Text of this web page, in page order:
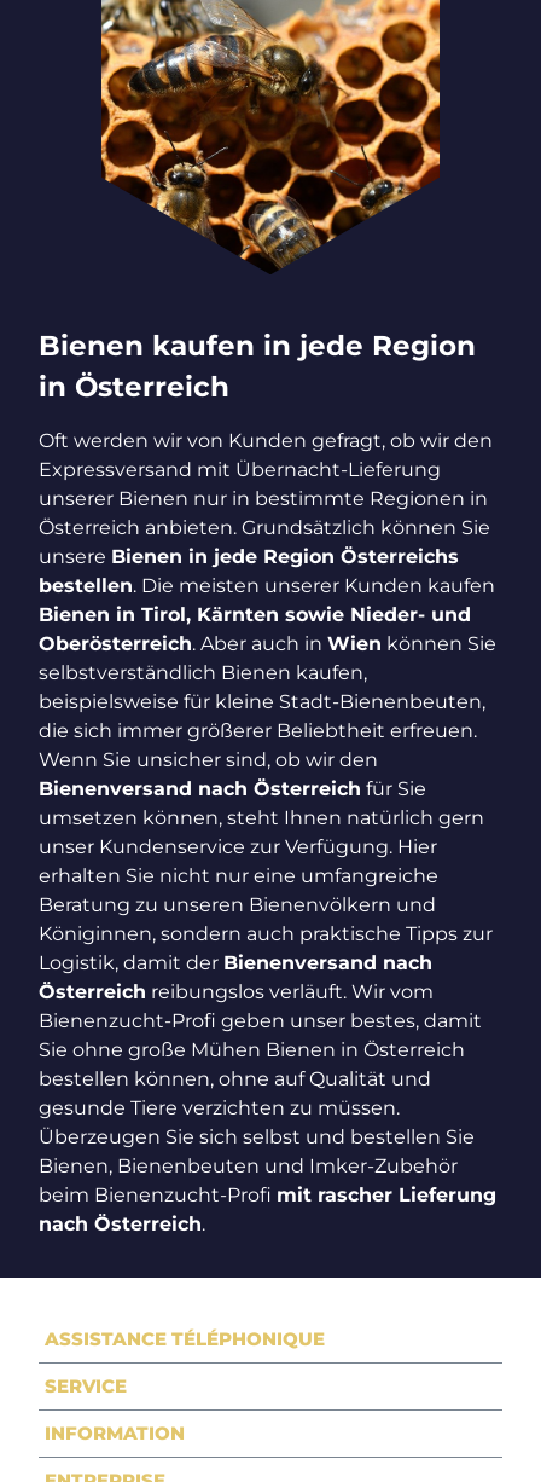
Bienen kaufen in jede Region
in Österreich
Oft werden wir von Kunden gefragt, ob wir den
Expressversand mit Übernacht-Lieferung
unserer Bienen nur in bestimmte Regionen in
Österreich anbieten. Grundsätzlich können Sie
unsere Bienen in jede Region Österreichs
bestellen. Die meisten unserer Kunden kaufen
Bienen in Tirol, Kärnten sowie Nieder- und
Oberösterreich. Aber auch in Wien können Sie
selbstverständlich Bienen kaufen,
beispielsweise für kleine Stadt-Bienenbeuten,
die sich immer größerer Beliebtheit erfreuen.
Wenn Sie unsicher sind, ob wir den
Bienenversand nach Österreich für Sie
umsetzen können, steht Ihnen natürlich gern
unser Kundenservice zur Verfügung. Hier
erhalten Sie nicht nur eine umfangreiche
Beratung zu unseren Bienenvölkern und
Königinnen, sondern auch praktische Tipps zur
Logistik, damit der Bienenversand nach
Österreich reibungslos verläuft. Wir vom
Bienenzucht-Profi geben unser bestes, damit
Sie ohne große Mühen Bienen in Österreich
bestellen können, ohne auf Qualität und
gesunde Tiere verzichten zu müssen.
Überzeugen Sie sich selbst und bestellen Sie
Bienen, Bienenbeuten und Imker-Zubehör
beim Bienenzucht-Profi mit rascher Lieferung
nach Österreich.
ASSISTANCE TÉLÉPHONIQUE
SERVICE
INFORMATION